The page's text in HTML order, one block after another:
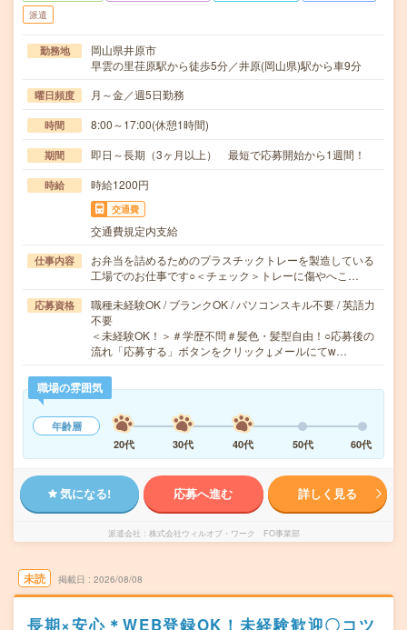
派遣
勤務地
岡山県井原市
早雲の里荏原駅から徒歩5分／井原(岡山県)駅から車9分
曜日頻度 月～金／週5日勤務
時間 8:00～17:00(休憩1時間)
期間 即日～長期（3ヶ月以上） 最短で応募開始から1週間！
時給 時給1200円
交通費
交通費規定内支給
仕事内容
お弁当を詰めるためのプラスチックトレーを製造している
工場でのお仕事です○＜チェック＞トレーに傷やへこ…
応募資格
職種未経験OK / ブランクOK / パソコンスキル不要 / 英語力
不要
＜未経験OK！＞＃学歴不問＃髪色・髪型自由！○応募後の
流れ「応募する」ボタンをクリック↓メールにてw…
職場の雰囲気
年齢層
20代
30代 40代 50代 60代
気になる! 応募へ進む 詳しく見る
派遣会社 株式会社ウィルオブ・ワーク FO事業部
未読 掲載日 2026/08/08
長期×安心＊WEB登録OK！未経験歓迎〇コツ